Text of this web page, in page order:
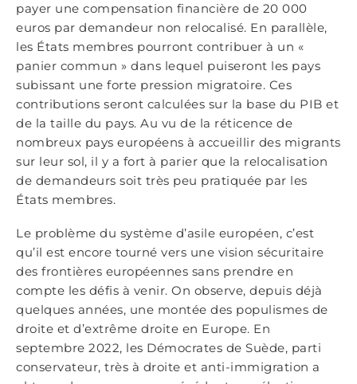
payer une compensation financière de 20 000
euros par demandeur non relocalisé. En parallèle,
les États membres pourront contribuer à un «
panier commun » dans lequel puiseront les pays
subissant une forte pression migratoire. Ces
contributions seront calculées sur la base du PIB et
de la taille du pays. Au vu de la réticence de
nombreux pays européens à accueillir des migrants
sur leur sol, il y a fort à parier que la relocalisation
de demandeurs soit très peu pratiquée par les
États membres.
Le problème du système d’asile européen, c’est
qu’il est encore tourné vers une vision sécuritaire
des frontières européennes sans prendre en
compte les défis à venir. On observe, depuis déjà
quelques années, une montée des populismes de
droite et d’extrême droite en Europe. En
septembre 2022, les Démocrates de Suède, parti
conservateur, très à droite et anti-immigration a